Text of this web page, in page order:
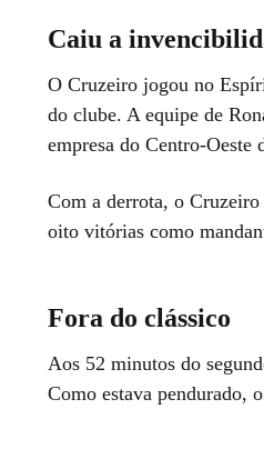
Caiu a
O Cruzeiro jogou no
do clube. A equipe de
empresa do Centro-Oeste
Com a derrota, o
oito vitórias como
Fora do clássico
Aos 52 minutos do
Como estava pendurado,